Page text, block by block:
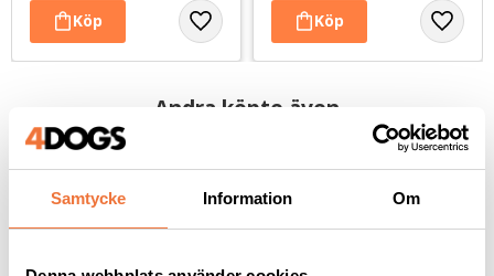
Samtycke Information Om
Andra köpte även